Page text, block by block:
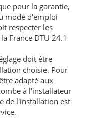
pour la garantie,
mode d'emploi
respecter les
France DTU 24.1
doit être
choisie. Pour
adapté aux
à l'installateur
de l'installation est